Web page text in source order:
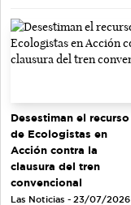
Desestiman el recurso
de Ecologistas en
Acción contra la
clausura del tren
convencional
Las Noticias - 23/07/2026